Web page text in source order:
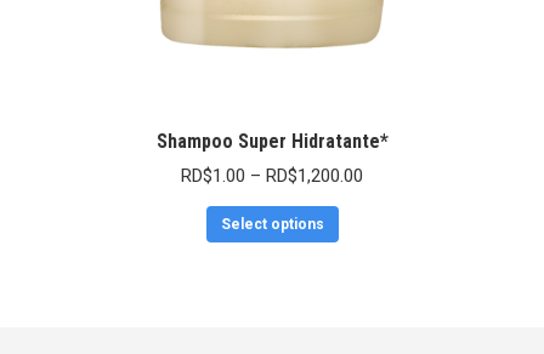
Shampoo Super Hidratante*
RD$1.00 – RD$1,200.00
Select options